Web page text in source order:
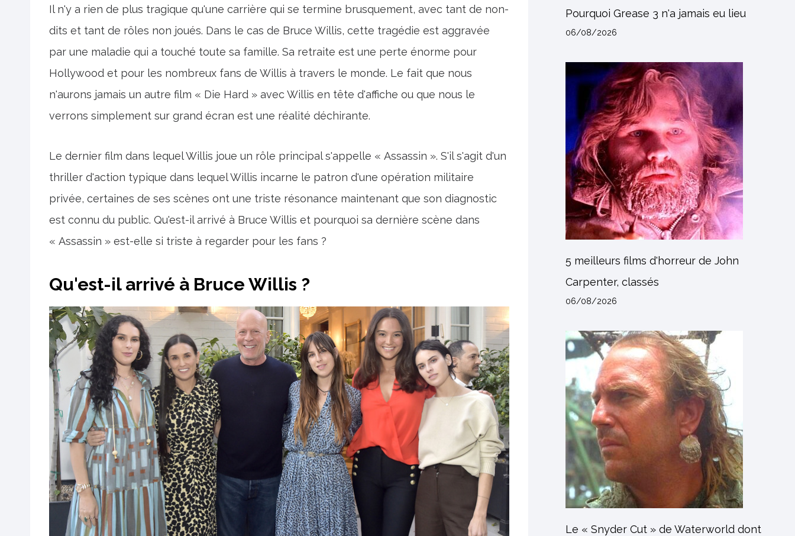
Il n'y a rien de plus tragique qu'une carrière qui se termine brusquement, avec tant de non-
dits et tant de rôles non joués. Dans le cas de Bruce Willis, cette tragédie est aggravée
par une maladie qui a touché toute sa famille. Sa retraite est une perte énorme pour
Hollywood et pour les nombreux fans de Willis à travers le monde. Le fait que nous
n'aurons jamais un autre film « Die Hard » avec Willis en tête d'affiche ou que nous le
verrons simplement sur grand écran est une réalité déchirante.
Le dernier film dans lequel Willis joue un rôle principal s'appelle « Assassin ». S'il s'agit d'un
thriller d'action typique dans lequel Willis incarne le patron d'une opération militaire
privée, certaines de ses scènes ont une triste résonance maintenant que son diagnostic
est connu du public. Qu'est-il arrivé à Bruce Willis et pourquoi sa dernière scène dans
« Assassin » est-elle si triste à regarder pour les fans ?
Qu'est-il arrivé à Bruce Willis ?
Pourquoi Grease 3 n'a jamais eu lieu
06/08/2026
5 meilleurs films d'horreur de John
Carpenter, classés
06/08/2026
Le « Snyder Cut » de Waterworld dont